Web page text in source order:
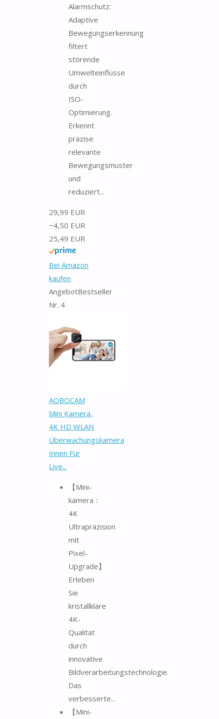
Alarmschutz:
Adaptive
Bewegungserkennung
filtert
störende
Umwelteinflüsse
durch
ISO-
Optimierung.
Erkennt
präzise
relevante
Bewegungsmuster
und
reduziert...
29,99 EUR
−4,50 EUR
25,49 EUR
Bei Amazon
kaufen
AngebotBestseller
Nr. 4
AOBOCAM
Mini Kamera,
4K HD WLAN
Überwachungskamera
Innen Für
Live...
【Mini-
kamera：
4K
Ultrapräzision
mit
Pixel-
Upgrade】
Erleben
Sie
kristallklare
4K-
Qualität
durch
innovative
Bildverarbeitungstechnologie.
Das
verbesserte...
【Mini-